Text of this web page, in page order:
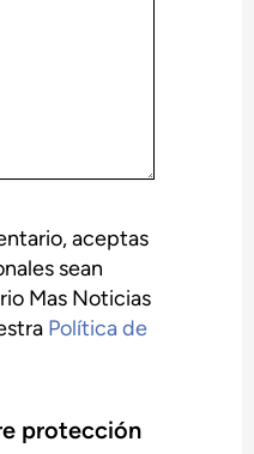
aceptas
sean
Mas Noticias
Política de
protección